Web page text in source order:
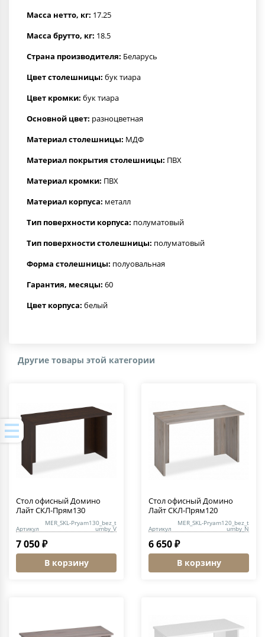
Масса нетто, кг: 17.25
Масса брутто, кг: 18.5
Страна производителя: Беларусь
Цвет столешницы: бук тиара
Цвет кромки: бук тиара
Основной цвет: разноцветная
Материал столешницы: МДФ
Материал покрытия столешницы: ПВХ
Материал кромки: ПВХ
Материал корпуса: металл
Тип поверхности корпуса: полуматовый
Тип поверхности столешницы: полуматовый
Форма столешницы: полуовальная
Гарантия, месяцы: 60
Цвет корпуса: белый
Другие товары этой категории
Стол офисный Домино
Лайт СКЛ-Прям130
Артикул
MER_SKL-Pryam130_bez_t
umby_V
7 050 ₽
В корзину
Стол офисный Домино
Лайт СКЛ-Прям120
Артикул
MER_SKL-Pryam120_bez_t
umby_N
6 650 ₽
В корзину